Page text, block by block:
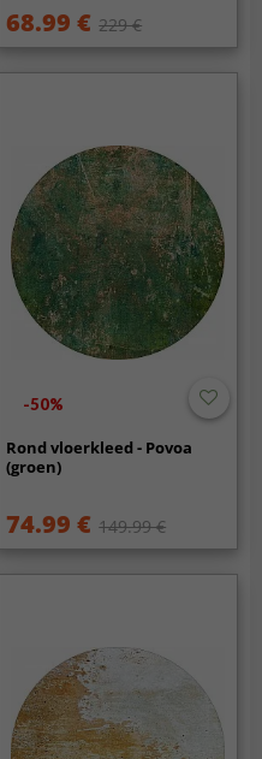
68.99 € 229 €
-50%
Rond vloerkleed - Povoa
(groen)
74.99 € 149.99 €